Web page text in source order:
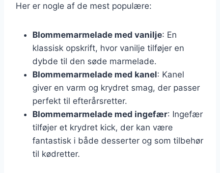
Her er nogle af de mest populære:
Blommemarmelade med vanilje: En
klassisk opskrift, hvor vanilje tilføjer en
dybde til den søde marmelade.
Blommemarmelade med kanel: Kanel
giver en varm og krydret smag, der passer
perfekt til efterårsretter.
Blommemarmelade med ingefær: Ingefær
tilføjer et krydret kick, der kan være
fantastisk i både desserter og som tilbehør
til kødretter.